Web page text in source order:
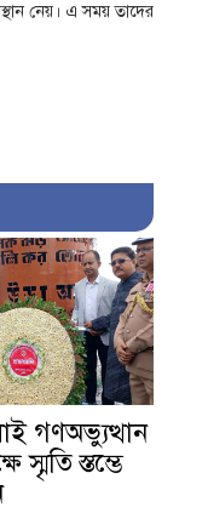
নেয়। এ সময় তাদের
গণঅভ্যুত্থান
স্মৃতি স্তম্ভে